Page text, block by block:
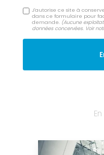
J'autorise ce site à
dans ce formulaire pour
demande. (Aucune
données concervées. Voir